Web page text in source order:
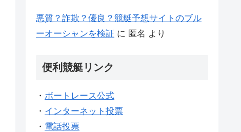
悪質？詐欺？優良？競艇予想サイトのブル
ーオーシャンを検証 に 匿名 より
便利競艇リンク
・ ボートレース公式
・ インターネット投票
・ 電話投票